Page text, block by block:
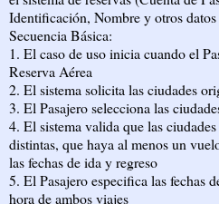
Identificación, Nombre y otros datos
Secuencia Básica:
1. El caso de uso inicia cuando el
Reserva Aérea
2. El sistema solicita las ciudades
3. El Pasajero selecciona las
4. El sistema valida que las
distintas, que haya al menos un
las fechas de ida y regreso
5. El Pasajero especifica las fechas
hora de ambos viajes